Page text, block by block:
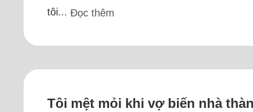
tôi...Đọc thêm
Tôi mệt mỏi khi vợ biến nhà